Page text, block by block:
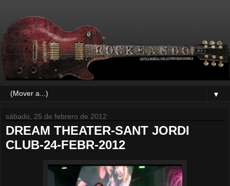
▼
sábado, 25 de febrero de 2012
DREAM THEATER-SANT JORDI
CLUB-24-FEBR-2012